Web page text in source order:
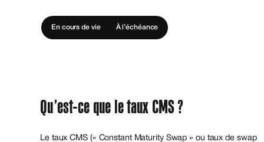
En cours de vie À l’échéance
Qu’est-ce que le taux CMS ?
Le taux CMS (« Constant Maturity Swap » ou taux de swap